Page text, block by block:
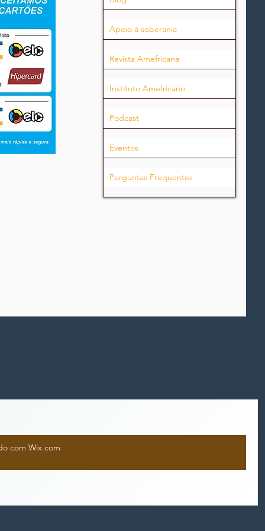
Apoio à soberania
Revista Amefricana
Instituto Amefricano
Podcast
Eventos
Perguntas Frequentes
com Wix.com